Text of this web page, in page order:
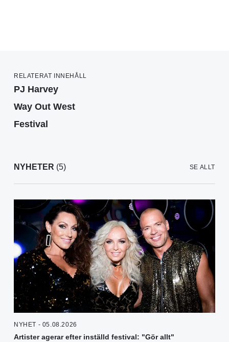
RELATERAT INNEHÅLL
PJ Harvey
Way Out West
Festival
NYHETER (5) SE ALLT
NYHET - 05.08.2026
Artister agerar efter inställd festival: "Gör allt"